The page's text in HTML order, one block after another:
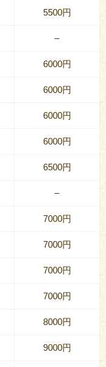
5500円
–
6000円
6000円
6000円
6000円
6500円
–
7000円
7000円
7000円
7000円
8000円
9000円